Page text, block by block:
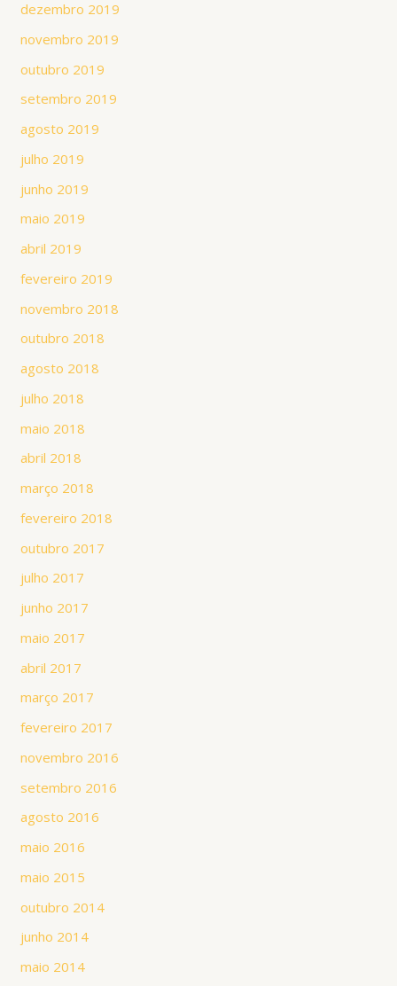
dezembro 2019
novembro 2019
outubro 2019
setembro 2019
agosto 2019
julho 2019
junho 2019
maio 2019
abril 2019
fevereiro 2019
novembro 2018
outubro 2018
agosto 2018
julho 2018
maio 2018
abril 2018
março 2018
fevereiro 2018
outubro 2017
julho 2017
junho 2017
maio 2017
abril 2017
março 2017
fevereiro 2017
novembro 2016
setembro 2016
agosto 2016
maio 2016
maio 2015
outubro 2014
junho 2014
maio 2014